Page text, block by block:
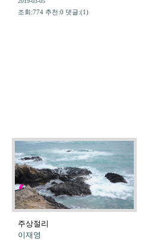
조회:774 추천:0 댓글:(1)
주상절리
이재영